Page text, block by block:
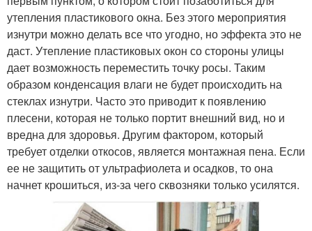
утепления пластикового окна. Без этого мероприятия
изнутри можно делать все что угодно, но эффекта это не
даст. Утепление пластиковых окон со стороны улицы
дает возможность переместить точку росы. Таким
образом конденсация влаги не будет происходить на
стеклах изнутри. Часто это приводит к появлению
плесени, которая не только портит внешний вид, но и
вредна для здоровья. Другим фактором, который
требует отделки откосов, является монтажная пена. Если
ее не защитить от ультрафиолета и осадков, то она
начнет крошиться, из-за чего сквозняки только усилятся.